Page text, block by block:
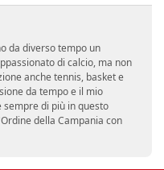
da diverso tempo un
di calcio, ma non
anche tennis, basket e
da tempo e il mio
di più in questo
della Campania con